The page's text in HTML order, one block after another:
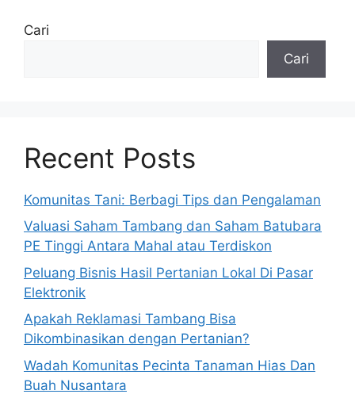
Cari
Cari
Recent Posts
Komunitas Tani: Berbagi Tips dan Pengalaman
Valuasi Saham Tambang dan Saham Batubara
PE Tinggi Antara Mahal atau Terdiskon
Peluang Bisnis Hasil Pertanian Lokal Di Pasar
Elektronik
Apakah Reklamasi Tambang Bisa
Dikombinasikan dengan Pertanian?
Wadah Komunitas Pecinta Tanaman Hias Dan
Buah Nusantara